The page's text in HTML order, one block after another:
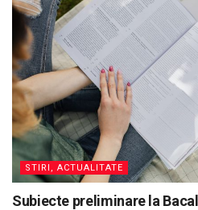
STIRI, ACTUALITATE
Subiecte preliminare la